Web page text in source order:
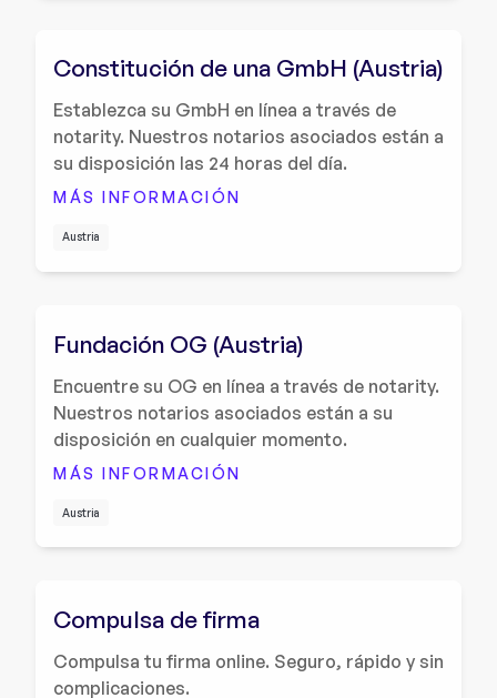
Austria
Constitución de una GmbH (Austria)
Establezca su GmbH en línea a través de
notarity. Nuestros notarios asociados están a
su disposición las 24 horas del día.
MÁS INFORMACIÓN
Austria
Fundación OG (Austria)
Encuentre su OG en línea a través de notarity.
Nuestros notarios asociados están a su
disposición en cualquier momento.
MÁS INFORMACIÓN
Compulsa de firma
Compulsa tu firma online. Seguro, rápido y sin
complicaciones.